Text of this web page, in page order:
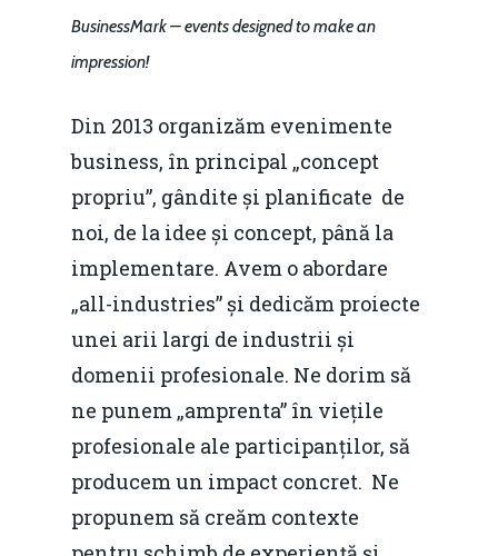
BusinessMark – events designed to make an
impression!
Din 2013 organizăm evenimente
business, în principal „concept
propriu”, gândite și planificate de
noi, de la idee și concept, până la
implementare. Avem o abordare
„all-industries” și dedicăm proiecte
unei arii largi de industrii și
domenii profesionale. Ne dorim să
ne punem „amprenta” în viețile
profesionale ale participanților, să
producem un impact concret. Ne
propunem să creăm contexte